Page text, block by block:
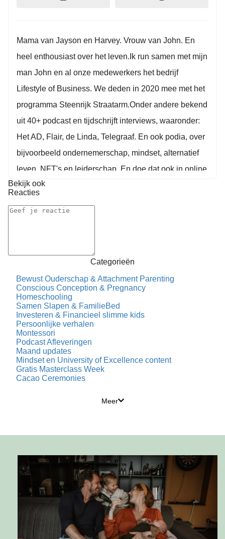
Mama van Jayson en Harvey. Vrouw van John. En
heel enthousiast over het leven.Ik run samen met mijn
man John en al onze medewerkers het bedrijf
Lifestyle of Business. We deden in 2020 mee met het
programma Steenrijk Straatarm.Onder andere bekend
uit 40+ podcast en tijdschrijft interviews, waaronder:
Het AD, Flair, de Linda, Telegraaf. En ook podia, over
bijvoorbeeld ondernemerschap, mindset, alternatief
leven, NFT's en leiderschap. En doe dat ook in online
seminars waar ik uitgenodigd word als spreker.Maar
het overdragen van de kennis die ik opdoe. Zodat ook
Bekijk ook
Reacties
Categorieën
Bewust Ouderschap & Attachment Parenting
Conscious Conception & Pregnancy
Homeschooling
Samen Slapen & FamilieBed
Investeren & Financieel slimme kids
Persoonlijke verhalen
Montessori
Podcast Afleveringen
Maand updates
Mindset en University of Excellence content
Gratis Masterclass Week
Cacao Ceremonies
Meer